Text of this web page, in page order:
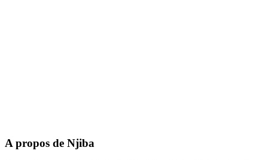
A propos de Njiba